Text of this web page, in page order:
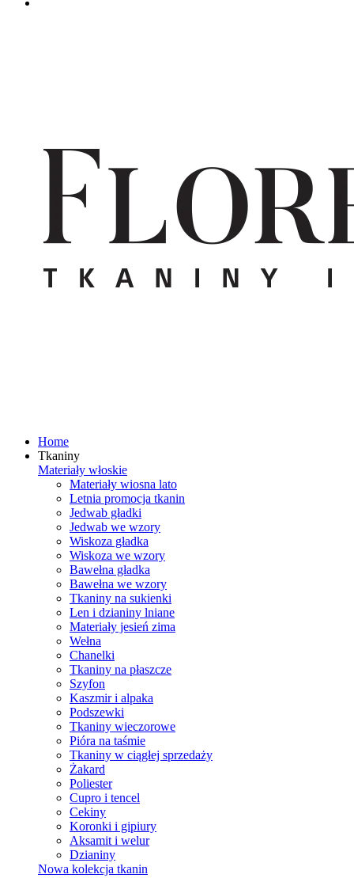
Home
Tkaniny
Materiały włoskie
Materiały wiosna lato
Letnia promocja tkanin
Jedwab gładki
Jedwab we wzory
Wiskoza gładka
Wiskoza we wzory
Bawełna gładka
Bawełna we wzory
Tkaniny na sukienki
Len i dzianiny lniane
Materiały jesień zima
Wełna
Chanelki
Tkaniny na płaszcze
Szyfon
Kaszmir i alpaka
Podszewki
Tkaniny wieczorowe
Pióra na taśmie
Tkaniny w ciągłej sprzedaży
Żakard
Poliester
Cupro i tencel
Cekiny
Koronki i gipiury
Aksamit i welur
Dzianiny
Nowa kolekcja tkanin